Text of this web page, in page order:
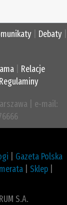
Debaty
Relacje
Regulaminy
| e-mail:
Gazeta Polska
Sklep
S.A.